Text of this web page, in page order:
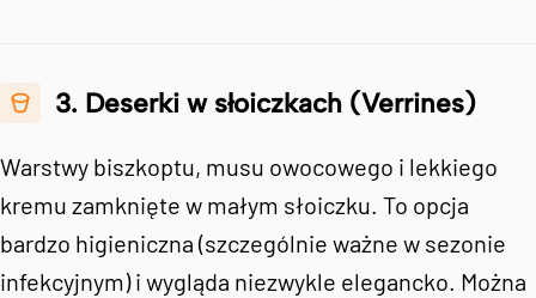
3. Deserki w słoiczkach (Verrines)
Warstwy biszkoptu, musu owocowego i lekkiego
kremu zamknięte w małym słoiczku. To opcja
bardzo higieniczna (szczególnie ważne w sezonie
infekcyjnym) i wygląda niezwykle elegancko. Można